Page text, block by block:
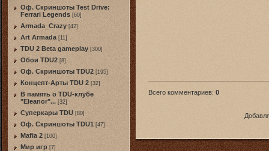
Оф. Скриншоты Test Drive:
Ferrari Legends [60]
Armada_Crazy [42]
Art Armada [11]
TDU 2 Beta gameplay [300]
Обои TDU2 [8]
Оф. Скриншоты TDU2 [195]
Концепт-Арты TDU 2 [32]
В память о TDU-клубе
"Eleanor"... [32]
Суперкары TDU [80]
Оф. Скриншоты TDU1 [47]
Mafia 2 [100]
Мир игр [7]
Всего комментариев: 0